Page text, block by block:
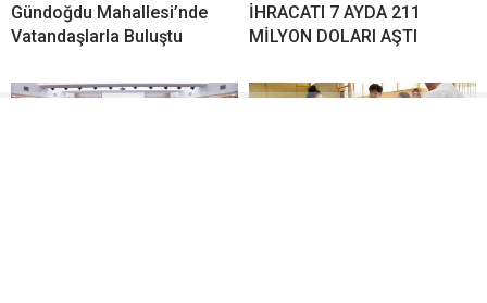
Gündoğdu Mahallesi’nde
Vatandaşlarla Buluştu
İHRACATI 7 AYDA 211
MİLYON DOLARI AŞTI